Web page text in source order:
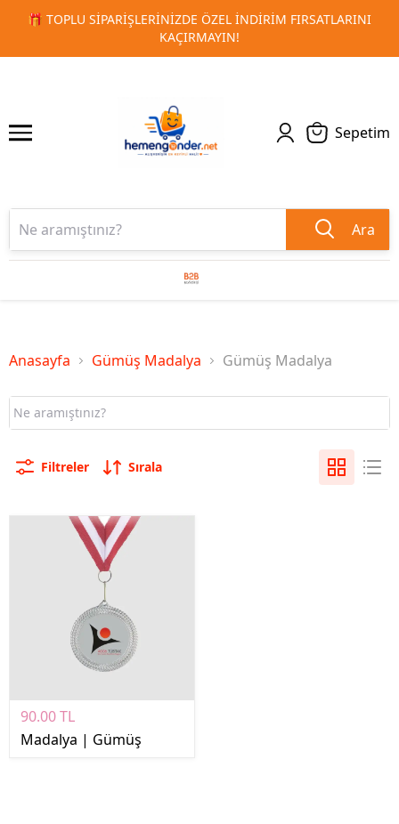
ÖZEL İNDIRIM FIRSATLARINI
🚀 KURUMSAL
1 2
Sepetim
Ara
Anasayfa Gümüş Madalya Gümüş Madalya
Filtreler Sırala
90.00 TL
Madalya | Gümüş